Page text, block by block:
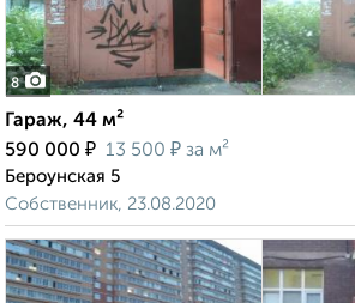
8
Гараж, 44 м²
590 000 ₽ 13 500 ₽ за м²
Бероунская 5
Собственник, 23.08.2020